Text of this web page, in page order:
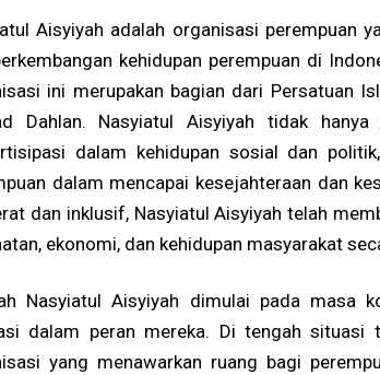
Aisyiyah adalah organisasi perempuan
kehidupan perempuan di
ini merupakan bagian dari Persatuan
Dahlan. Nasyiatul Aisyiyah tidak
dalam kehidupan sosial dan
dalam mencapai kesejahteraan dan
dan inklusif, Nasyiatul Aisyiyah telah
ekonomi, dan kehidupan masyarakat
Nasyiatul Aisyiyah dimulai pada masa
dalam peran mereka. Di tengah situasi
yang menawarkan ruang bagi